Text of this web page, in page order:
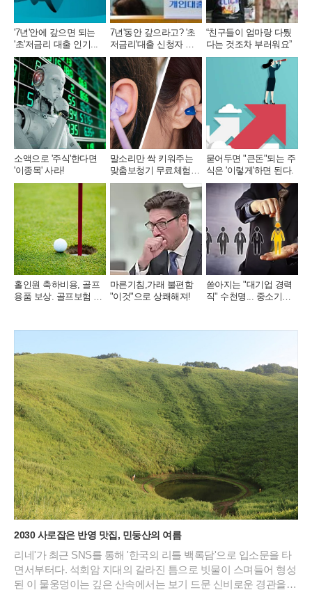
'7년'안에 갚으면 되는
'초'저금리 대출 인기...
7년'동안 갚으라고? '초
저금리'대출 신청자 몰
렸다.
“친구들이 엄마랑 다퉜
다는 것조차 부러워요”
소액으로 '주식'한다면
'이종목' 사라!
말소리만 싹 키워주는
맞춤보청기 무료체험 지
원자모집
묻어두면 "큰돈"되는 주
식은 '이렇게'하면 된다.
홀인원 축하비용, 골프
용품 보상. 골프보험 출
마른기침,가래 불편함
"이것"으로 상쾌해져!
쏟아지는 "대기업 경력
직" 수천명... 중소기업
2030 사로잡은 반영 맛집, 민둥산의 여름
리네'가 최근 SNS를 통해 '한국의 리틀 백록담'으로 입소문을 타
면서부터다. 석회암 지대의 갈라진 틈으로 빗물이 스며들어 형성
된 이 물웅덩이는 깊은 산속에서는 보기 드문 신비로운 경관을